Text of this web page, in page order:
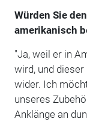
Würden Sie
amerikanisch
"Ja, weil er in
wird, und
wider. Ich
unseres
Anklänge an